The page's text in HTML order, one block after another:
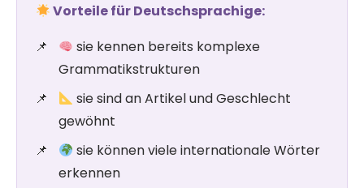
Vorteile für Deutschsprachige:
sie kennen bereits komplexe
Grammatikstrukturen
sie sind an Artikel und Geschlecht
gewöhnt
sie können viele internationale Wörter
erkennen